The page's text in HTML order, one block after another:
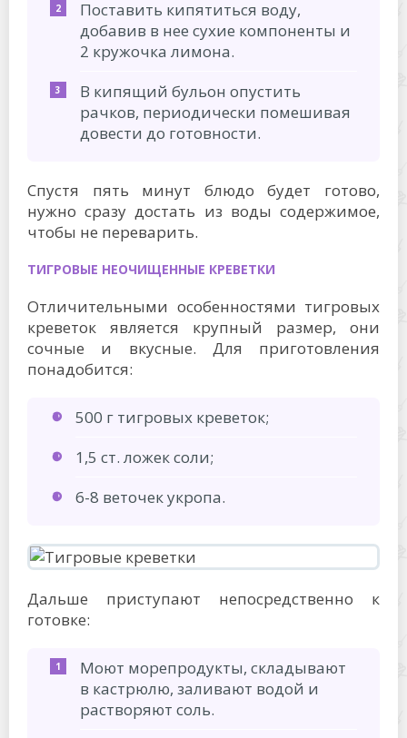
Поставить кипятиться воду,
добавив в нее сухие компоненты и
2 кружочка лимона.
В кипящий бульон опустить
рачков, периодически помешивая
довести до готовности.
Спустя пять минут блюдо будет готово,
нужно сразу достать из воды содержимое,
чтобы не переварить.
ТИГРОВЫЕ НЕОЧИЩЕННЫЕ КРЕВЕТКИ
Отличительными особенностями тигровых
креветок является крупный размер, они
сочные и вкусные. Для приготовления
понадобится:
500 г тигровых креветок;
1,5 ст. ложек соли;
6-8 веточек укропа.
Дальше приступают непосредственно к
готовке:
Моют морепродукты, складывают
в кастрюлю, заливают водой и
растворяют соль.